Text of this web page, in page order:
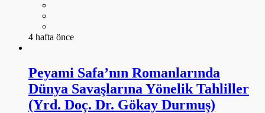
4 hafta önce
Peyami Safa’nın Romanlarında
Dünya Savaşlarına Yönelik Tahliller
(Yrd. Doç. Dr. Gökay Durmuş)